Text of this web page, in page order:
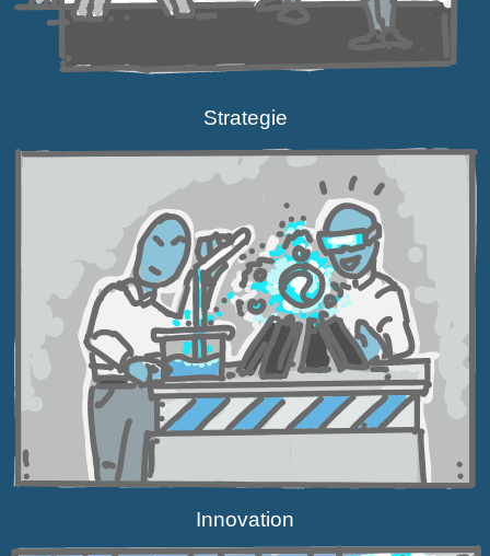
Strategie
Innovation